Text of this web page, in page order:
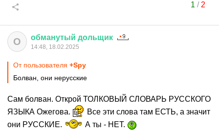
1 / 2
О обманутый дольщик
14:48, 18.02.2025
От пользователя +Spy
Болван, они нерусские
Сам болван. Открой ТОЛКОВЫЙ СЛОВАРЬ РУССКОГО
ЯЗЫКА Ожегова.
Все эти слова там ЕСТЬ, а значит
они РУССКИЕ.
А ты - НЕТ.